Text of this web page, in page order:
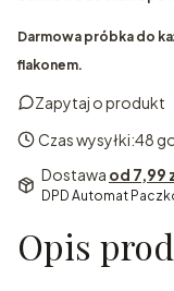
Darmowa próbka do
flakonem.
Zapytaj o produkt
Czas wysyłki:48
Dostawa od 7,99
DPD Automat
Opis